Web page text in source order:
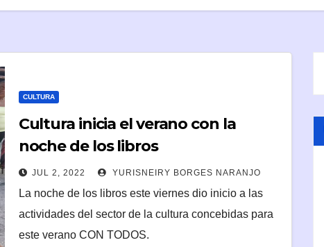
CULTURA
Cultura inicia el verano con la
noche de los libros
JUL 2, 2022 YURISNEIRY BORGES NARANJO
La noche de los libros este viernes dio inicio a las
actividades del sector de la cultura concebidas para
este verano CON TODOS.